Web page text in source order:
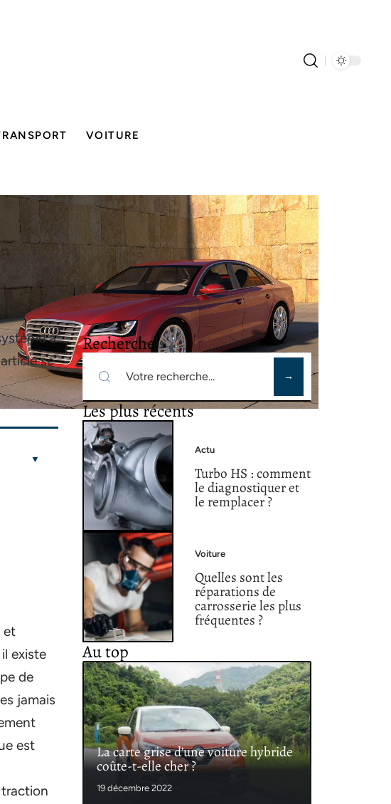
VOITURE
à
se
et
existe
de
jamais
est
Recherche
Les plus récents
Actu
Turbo HS : comment
le diagnostiquer et
le remplacer ?
Voiture
Quelles sont les
réparations de
carrosserie les plus
fréquentes ?
Au top
La carte grise d’une voiture hybride
coûte-t-elle cher ?
19 décembre 2022